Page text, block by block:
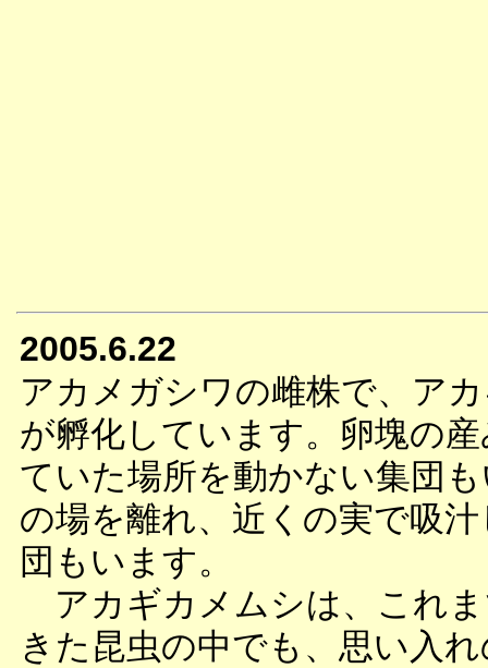
2005.6.22
アカメガシワの雌株で、ア
が孵化しています。卵塊の
ていた場所を動かない集団
の場を離れ、近くの実で吸
団もいます。
アカギカメムシは、これ
きた昆虫の中でも、思い入